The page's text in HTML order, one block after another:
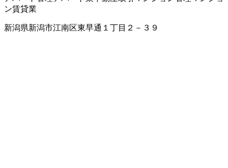
ン賃貸業
新潟県新潟市江南区東早通１丁目２－３９